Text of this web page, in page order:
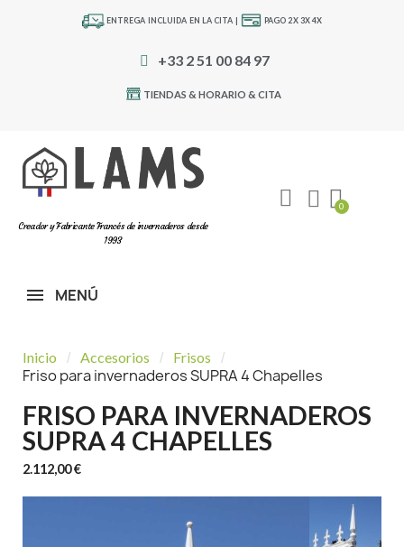
ENTREGA INCLUIDA EN LA CITA | PAGO 2X 3X 4X
+33 2 51 00 84 97
TIENDAS & HORARIO & CITA
Creador y Fabricante Francés de invernaderos desde
1993
MENÚ
Inicio Accesorios Frisos
Friso para invernaderos SUPRA 4 Chapelles
FRISO PARA INVERNADEROS
SUPRA 4 CHAPELLES
2.112,00 €